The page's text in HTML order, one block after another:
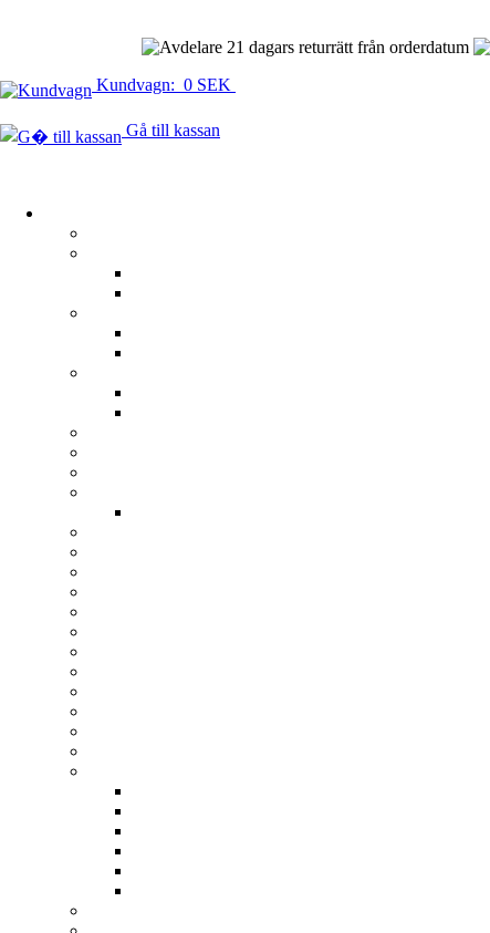
21 dagars returrätt från orderdatum
Kundvagn: 0 SEK
Gå till kassan